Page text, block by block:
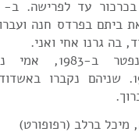
ביתם בפרדס חנה
בה גרנו אחי ואני.
אבי נפטר ב-1983,
ב-1992. שניהם נקברו
מיכל ברלב (רפופורט)